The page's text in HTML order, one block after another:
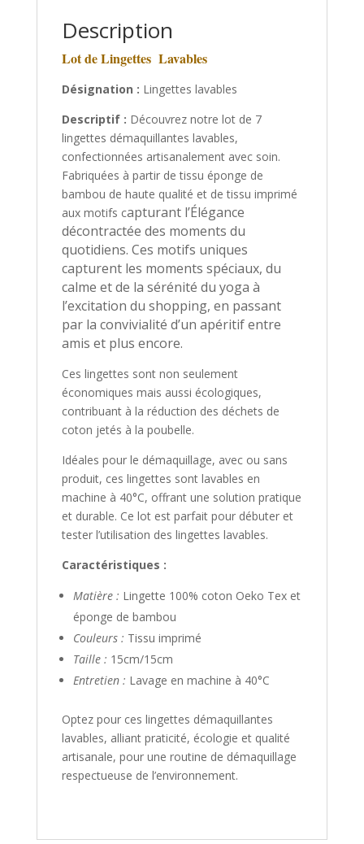
Description
Lot de Lingettes Lavables
Désignation : Lingettes lavables
Descriptif : Découvrez notre lot de 7
lingettes démaquillantes lavables,
confectionnées artisanalement avec soin.
Fabriquées à partir de tissu éponge de
bambou de haute qualité et de tissu imprimé
aux motifs capturant l’Élégance
décontractée des moments du
quotidiens. Ces motifs uniques
capturent les moments spéciaux, du
calme et de la sérénité du yoga à
l’excitation du shopping, en passant
par la convivialité d’un apéritif entre
amis et plus encore.
Ces lingettes sont non seulement
économiques mais aussi écologiques,
contribuant à la réduction des déchets de
coton jetés à la poubelle.
Idéales pour le démaquillage, avec ou sans
produit, ces lingettes sont lavables en
machine à 40°C, offrant une solution pratique
et durable. Ce lot est parfait pour débuter et
tester l’utilisation des lingettes lavables.
Caractéristiques :
Matière : Lingette 100% coton Oeko Tex et
éponge de bambou
Couleurs : Tissu imprimé
Taille : 15cm/15cm
Entretien : Lavage en machine à 40°C
Optez pour ces lingettes démaquillantes
lavables, alliant praticité, écologie et qualité
artisanale, pour une routine de démaquillage
respectueuse de l’environnement.